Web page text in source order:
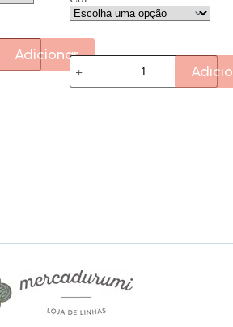
Adicionar